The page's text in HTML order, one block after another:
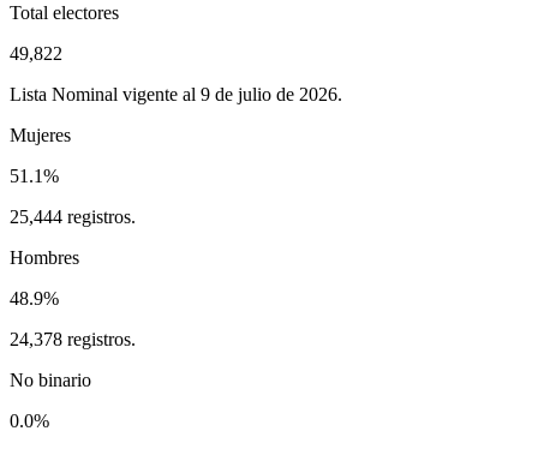
Total electores
49,822
Lista Nominal vigente al 9 de julio de 2026.
Mujeres
51.1%
25,444 registros.
Hombres
48.9%
24,378 registros.
No binario
0.0%